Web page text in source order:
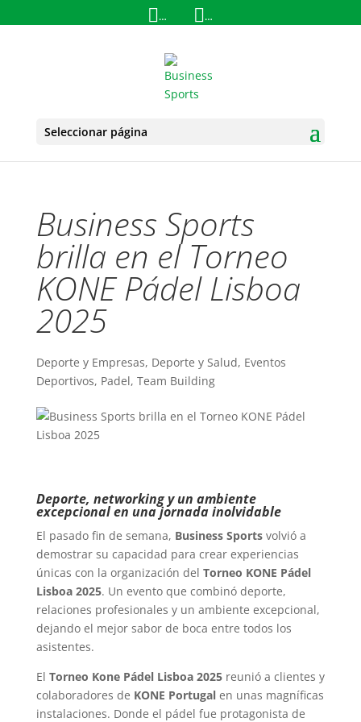
+34 657 33 76 42
info@business-
Seleccionar página
Business Sports
brilla en el Torneo
KONE Pádel Lisboa
2025
Deporte y Empresas, Deporte y Salud, Eventos
Deportivos, Padel, Team Building
Deporte, networking y un ambiente
excepcional en una jornada inolvidable
El pasado fin de semana, Business Sportsvolvió a
demostrar su capacidad para crear experiencias
únicas con la organización del Torneo KONE Pádel
Lisboa 2025. Un evento que combinó deporte,
relaciones profesionales y un ambiente excepcional,
dejando el mejor sabor de boca entre todos los
asistentes.
El Torneo Kone Pádel Lisboa 2025reunió a clientes y
colaboradores de KONE Portugalen unas magníficas
instalaciones. Donde el pádel fue protagonista de